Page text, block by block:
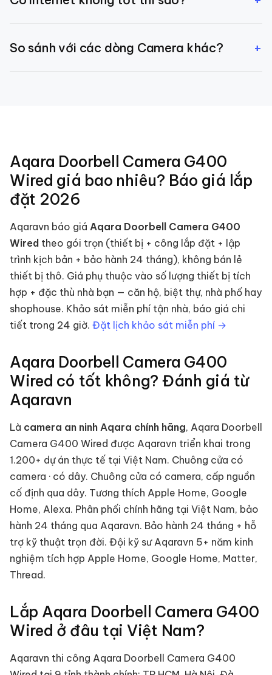
chỉ cần để xem từ xa qua app.
So sánh với các dòng Camera khác? +
Aqara Doorbell Camera G400
Wired giá bao nhiêu? Báo giá lắp
đặt 2026
Aqaravn báo giá Aqara Doorbell Camera G400
Wired theo gói trọn (thiết bị + công lắp đặt + lập
trình kịch bản + bảo hành 24 tháng), không bán lẻ
thiết bị thô. Giá phụ thuộc vào số lượng thiết bị tích
hợp + đặc thù nhà bạn — căn hộ, biệt thự, nhà phố hay
shophouse. Khảo sát miễn phí tận nhà, báo giá chi
tiết trong 24 giờ. Đặt lịch khảo sát miễn phí →
Aqara Doorbell Camera G400
Wired có tốt không? Đánh giá từ
Aqaravn
Là camera an ninh Aqara chính hãng, Aqara Doorbell
Camera G400 Wired được Aqaravn triển khai trong
1.200+ dự án thực tế tại Việt Nam. Chuông cửa có
camera · có dây. Chuông cửa có camera, cấp nguồn
cố định qua dây. Tương thích Apple Home, Google
Home, Alexa. Phân phối chính hãng tại Việt Nam, bảo
hành 24 tháng qua Aqaravn. Bảo hành 24 tháng + hỗ
trợ kỹ thuật trọn đời. Đội kỹ sư Aqaravn 5+ năm kinh
nghiệm tích hợp Apple Home, Google Home, Matter,
Thread.
Lắp Aqara Doorbell Camera G400
Wired ở đâu tại Việt Nam?
Aqaravn thi công Aqara Doorbell Camera G400